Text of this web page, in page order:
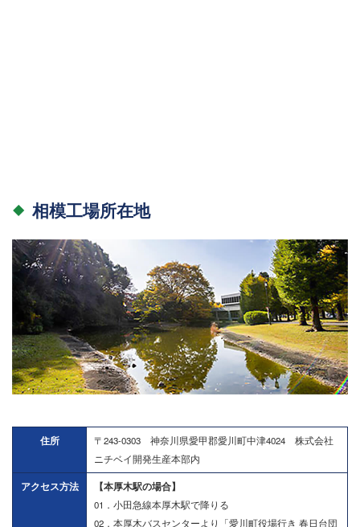
相模工場所在地
住所
〒243-0303 神奈川県愛甲郡愛川町中津4024 株式会社
ニチベイ開発生産本部内
アクセス方法 【本厚木駅の場合】
01．小田急線本厚木駅で降りる
02．本厚木バスセンターより「愛川町役場行き 春日台団